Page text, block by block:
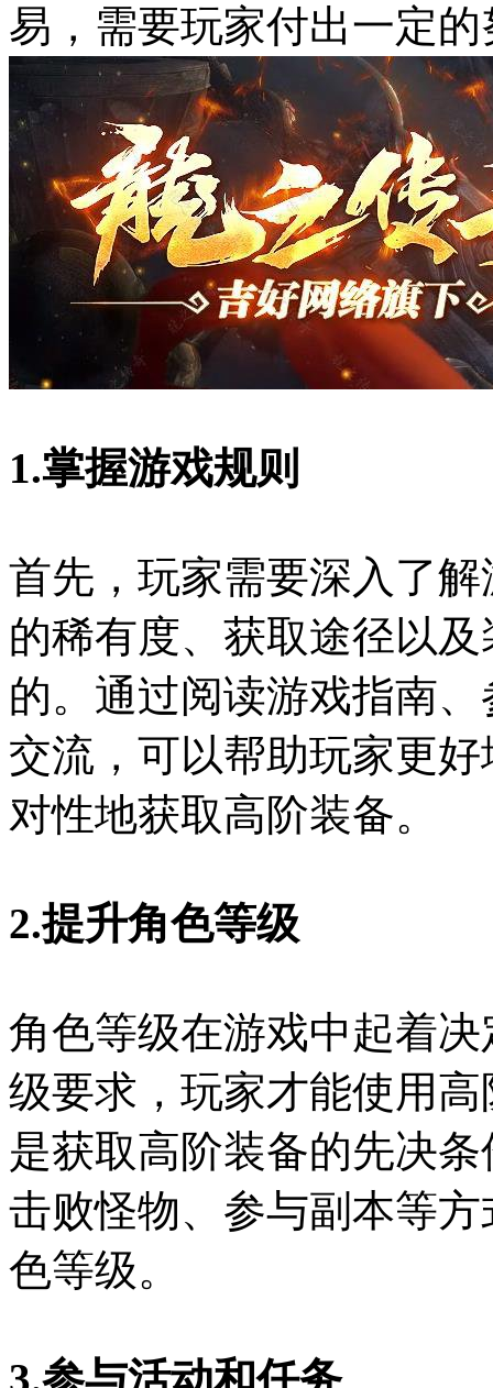
易，需要玩家付出一定
1.掌握游戏规则
首先，玩家需要深入了
的稀有度、获取途径以
的。通过阅读游戏指南
交流，可以帮助玩家更
对性地获取高阶装备。
2.提升角色等级
角色等级在游戏中起着
级要求，玩家才能使用
是获取高阶装备的先决
击败怪物、参与副本等
色等级。
3.参与活动和任务